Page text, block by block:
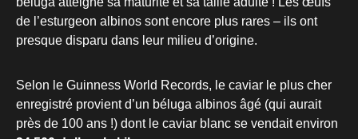
de l’esturgeon albinos sont encore plus rares – ils ont
presque disparu dans leur milieu d’origine.
Selon le Guinness World Records, le caviar le plus cher
enregistré provient d’un béluga albinos âgé (qui aurait
près de 100 ans !) dont le caviar blanc se vendait environ